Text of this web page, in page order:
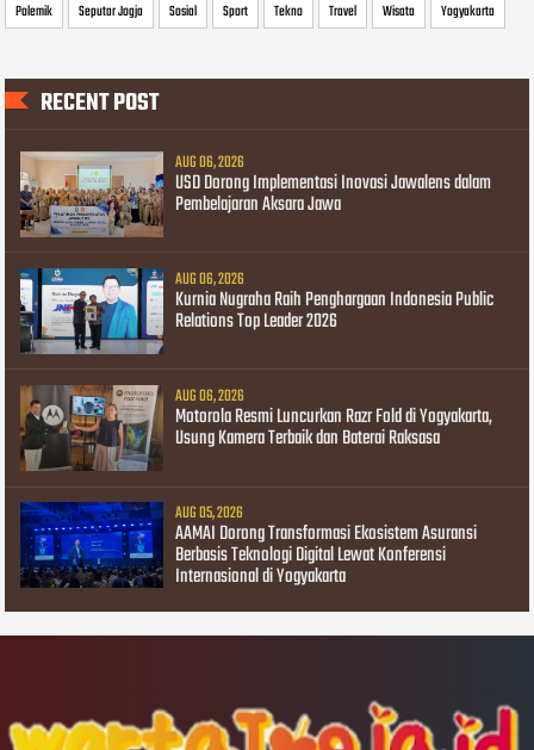
Polemik
Seputar Jogja Sosial Sport Tekno Travel Wisata Yogyakarta
RECENT POST
AUG 06, 2026
USD Dorong Implementasi Inovasi Jawalens dalam
Pembelajaran Aksara Jawa
AUG 06, 2026
Kurnia Nugraha Raih Penghargaan Indonesia Public
Relations Top Leader 2026
AUG 06, 2026
Motorola Resmi Luncurkan Razr Fold di Yogyakarta,
Usung Kamera Terbaik dan Baterai Raksasa
AUG 05, 2026
AAMAI Dorong Transformasi Ekosistem Asuransi
Berbasis Teknologi Digital Lewat Konferensi
Internasional di Yogyakarta